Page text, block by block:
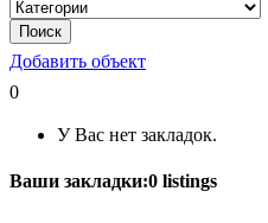
Поиск
Добавить объект
0
У Вас нет закладок.
Ваши закладки:0 listings